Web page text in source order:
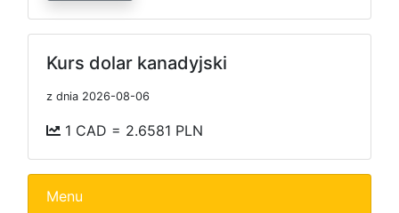
Kurs dolar kanadyjski
z dnia 2026-08-06
1 CAD = 2.6581 PLN
Menu